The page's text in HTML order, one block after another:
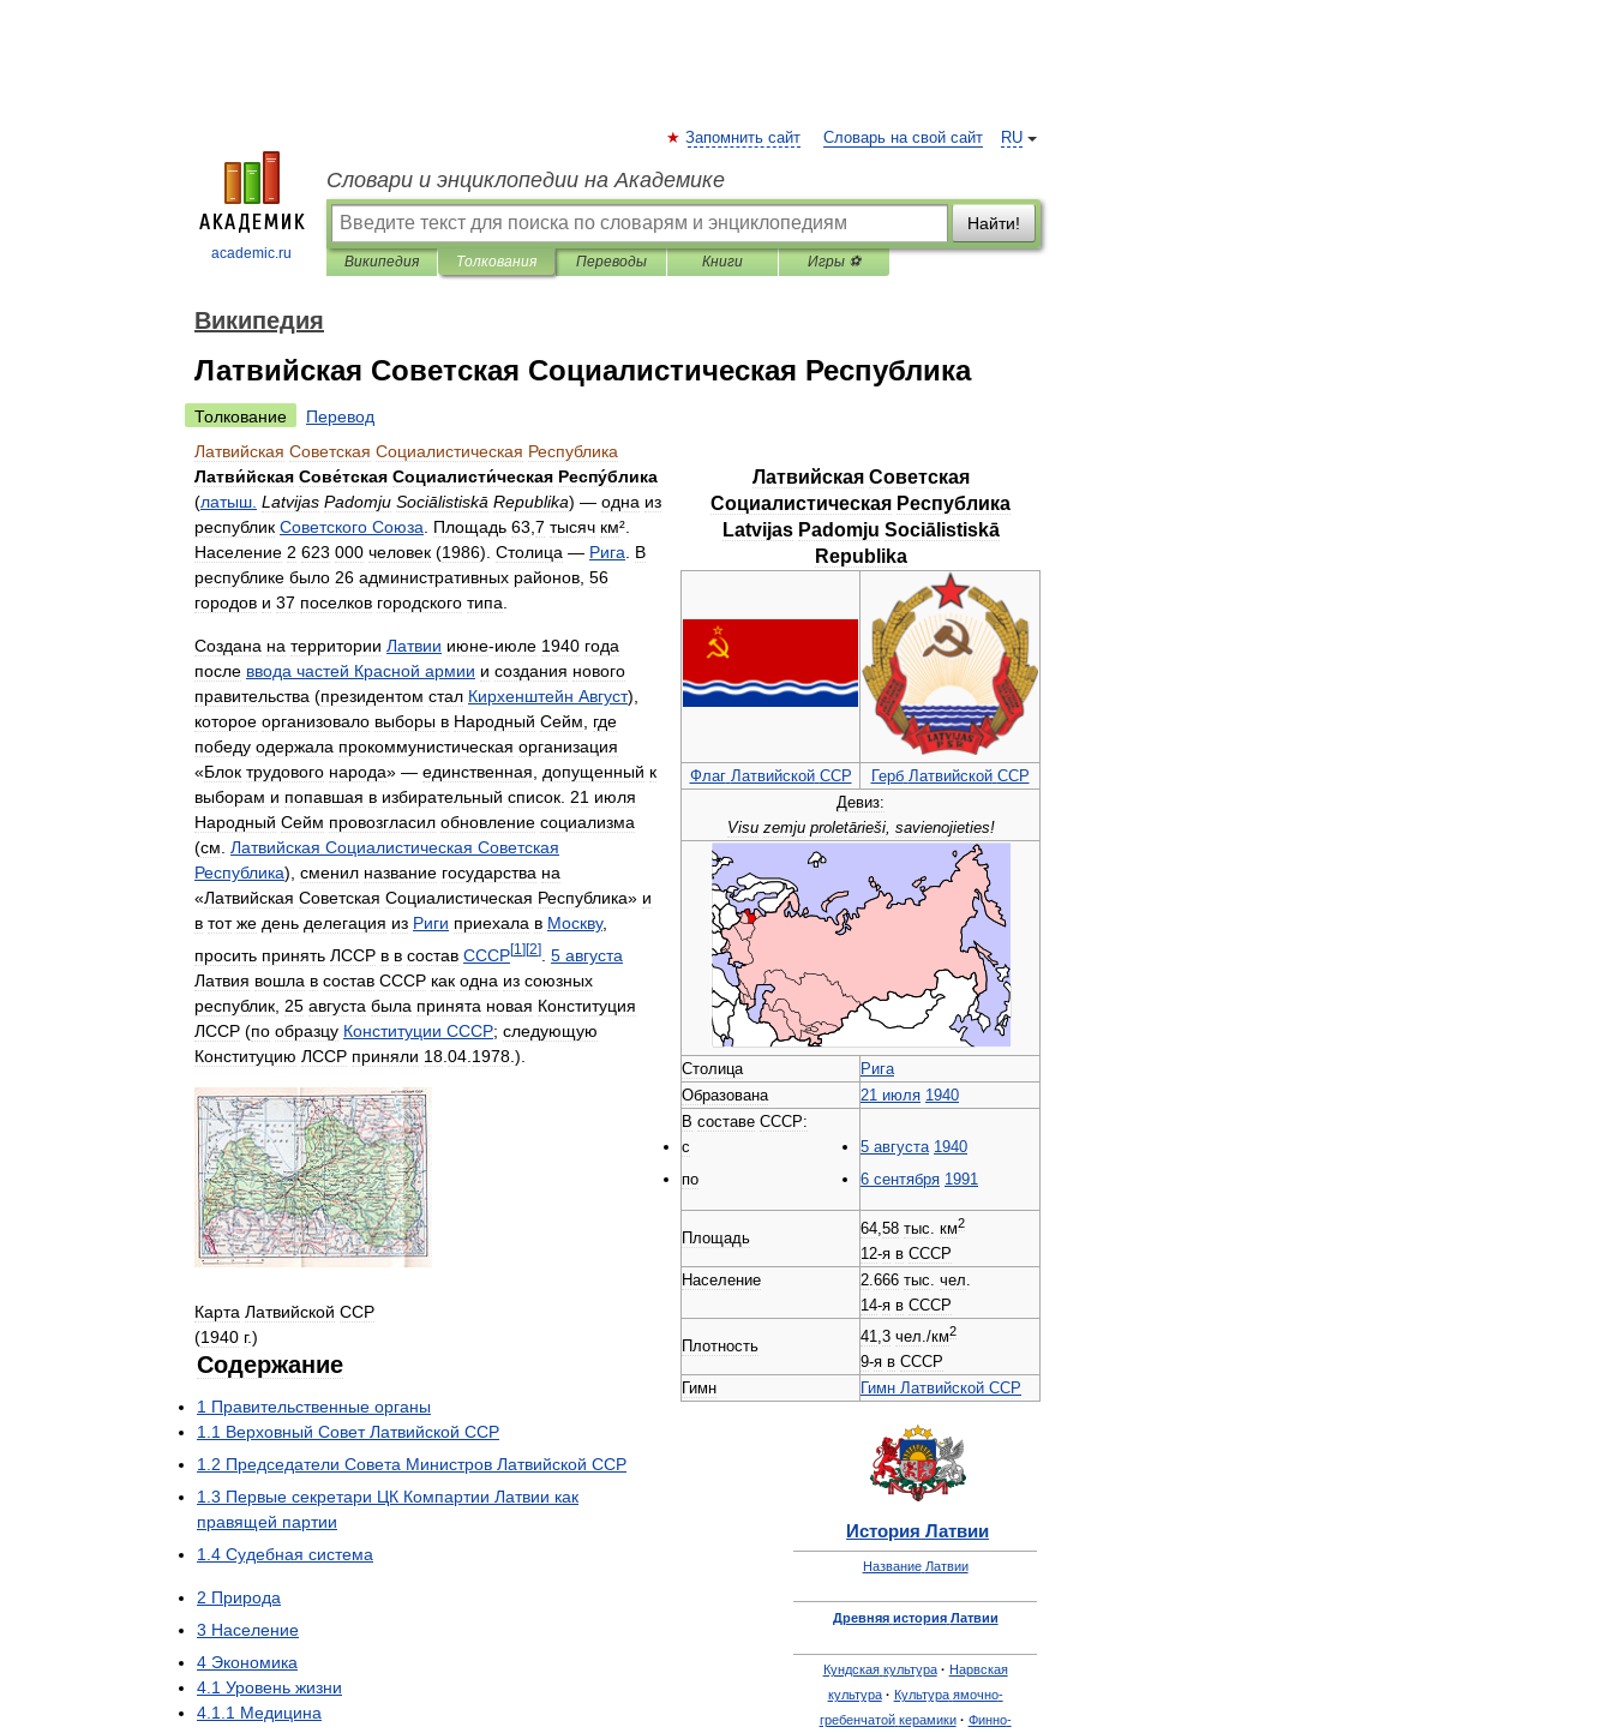
academic.ru
RU
Запомнить сайт Словарь на свой сайт
Словари и энциклопедии на Академике
Найти!
Википедия Толкования Переводы Книги Игры ⚽
Википедия
Латвийская Советская Социалистическая Республика
Толкование
Перевод
Латвийская Советская Социалистическая Республика
Латвийская Советская
Социалистическая Республика
Latvijas Padomju Sociālistiskā
Republika
Флаг Латвийской ССР Герб Латвийской ССР
Девиз:
Visu zemju proletārieši, savienojieties!
Столица
Рига
Образована
21 июля 1940
В составе СССР:
с
по
5 августа 1940
6 сентября 1991
Площадь
64,58 тыс. км2
12-я в СССР
Население
2.666 тыс. чел.
14-я в СССР
Плотность
41,3 чел./км2
9-я в СССР
Гимн
Гимн Латвийской ССР
История Латвии
Название Латвии
Древняя история Латвии
Кундская культура· Нарвская
культура· Культура ямочно-
гребенчатой керамики· Финно-
Латви́йская Сове́тская Социалисти́ческая Респу́блика
(латыш Latvijas Padomju Sociālistiskā Republika) — одна из
республик Советского Союза Площадь 63 7 тысяч км².
Население 2 623 000 человек (1986). Столица — Рига
В
республике было 26 административных районов 56
городов и 37 поселков городского типа
Создана на территории Латвии июне-июле 1940 года
после ввода частей Красной армии и создания нового
правительства (президентом стал Кирхенштейн Август),
которое организовало выборы в Народный Сейм
где
победу одержала прокоммунистическая организация
«Блок трудового народа» — единственная допущенный к
выборам и попавшая в избирательный список 21 июля
Народный Сейм провозгласил обновление социализма
(см Латвийская Социалистическая Советская
Республика), сменил название государства на
«Латвийская Советская Социалистическая Республика» и
в тот же день делегация из Риги приехала в Москву,
просить принять ЛССР в в состав СССР[1 ][2] 5 августа
Латвия вошла в состав СССР как одна из союзных
республик 25 августа была принята новая Конституция
ЛССР (по образцу Конституции СССР; следующую
Конституцию ЛССР приняли 18 04 1978 .).
Карта Латвийской ССР
(1940 г.)
Содержание
1 Правительственные органы
1 1 Верховный Совет Латвийской ССР
1 2 Председатели Совета Министров Латвийской ССР
1 3 Первые секретари ЦК Компартии Латвии как
правящей партии
1 4 Судебная система
2 Природа
3 Население
4 Экономика
4 1 Уровень жизни
4 1 1 Медицина